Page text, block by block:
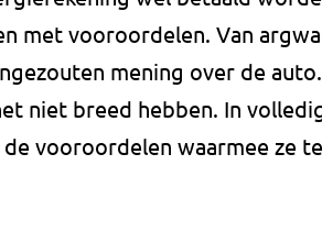
met vooroordelen. Van
mening over de
niet breed hebben. In
vooroordelen waarmee ze